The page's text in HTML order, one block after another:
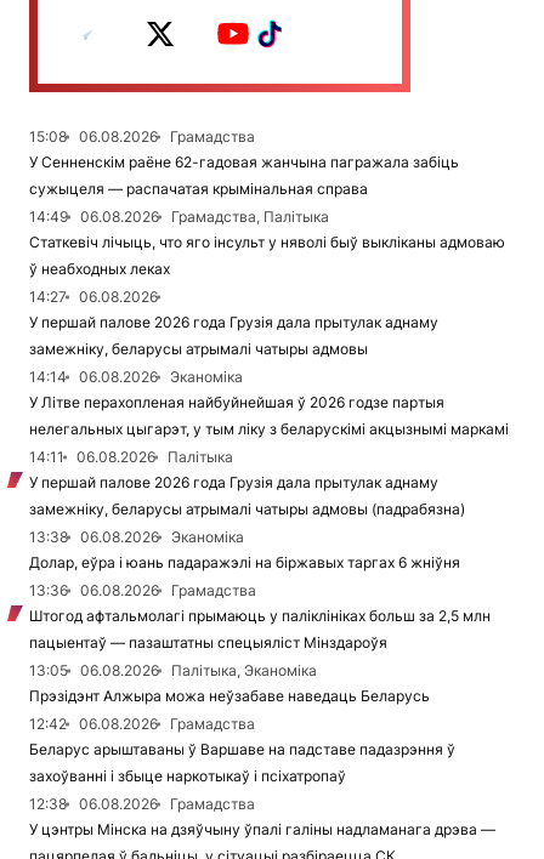
15:08 06.08.2026
Грамадства
У Сенненскім раёне 62-гадовая жанчына пагражала забіць
сужыцеля — распачатая крымінальная справа
14:49
06.08.2026
Грамадства, Палітыка
Статкевіч лічыць, что яго інсульт у няволі быў выкліканы адмоваю
ў неабходных леках
14:27
06.08.2026
У першай палове 2026 года Грузія дала прытулак аднаму
замежніку, беларусы атрымалі чатыры адмовы
14:14
06.08.2026
Эканоміка
У Літве перахопленая найбуйнейшая ў 2026 годзе партыя
нелегальных цыгарэт, у тым ліку з беларускімі акцызнымі маркамі
14:11
06.08.2026
Палітыка
У першай палове 2026 года Грузія дала прытулак аднаму
замежніку, беларусы атрымалі чатыры адмовы (падрабязна)
13:38
06.08.2026
Эканоміка
Долар, еўра і юань падаражэлі на біржавых таргах 6 жніўня
13:36
06.08.2026
Грамадства
Штогод афтальмолагі прымаюць у паліклініках больш за 2,5 млн
пацыентаў — пазаштатны спецыяліст Мінздароўя
13:05
06.08.2026
Палітыка, Эканоміка
Прэзідэнт Алжыра можа неўзабаве наведаць Беларусь
12:42
06.08.2026
Грамадства
Беларус арыштаваны ў Варшаве на падставе падазрэння ў
захоўванні і збыце наркотыкаў і псіхатропаў
12:38
06.08.2026
Грамадства
У цэнтры Мінска на дзяўчыну ўпалі галіны надламанага дрэва —